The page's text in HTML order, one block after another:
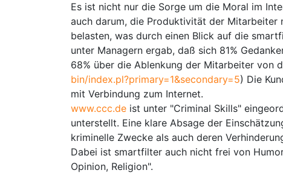
Es ist nicht nur die Sorge um die Moral im
auch darum, die Produktivität der
belasten, was durch einen Blick auf die
unter Managern ergab, daß sich 81%
68% über die Ablenkung der Mitarbeiter von
bin/index.pl?primary=1&secondary=5) Die
mit Verbindung zum Internet.
www.ccc.de ist unter "Criminal Skills"
unterstellt. Eine klare Absage der
kriminelle Zwecke als auch deren
Dabei ist smartfilter auch nicht frei von
Opinion, Religion".